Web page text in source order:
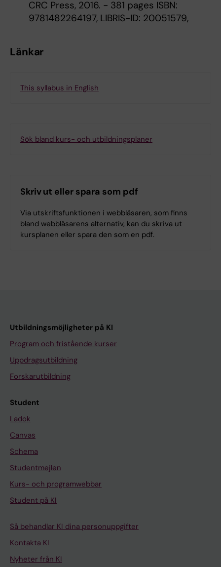
CRC Press, 2016. - 381 pages ISBN:
9781482264197, LIBRIS-ID: 20051579,
Länkar
This syllabus in English
Sök bland kurs- och utbildningsplaner
Skriv ut eller spara som pdf
Via utskriftsfunktionen i webbläsaren, som finns
bland webbläsarens alternativ, kan du skriva ut
kursplanen eller spara den som en pdf.
Utbildningsmöjligheter på KI
Program och fristående kurser
Uppdragsutbildning
Forskarutbildning
Student
Ladok
Canvas
Schema
Studentmejlen
Kurs- och programwebbar
Student på KI
Så behandlar KI dina personuppgifter
Kontakta KI
Nyheter från KI